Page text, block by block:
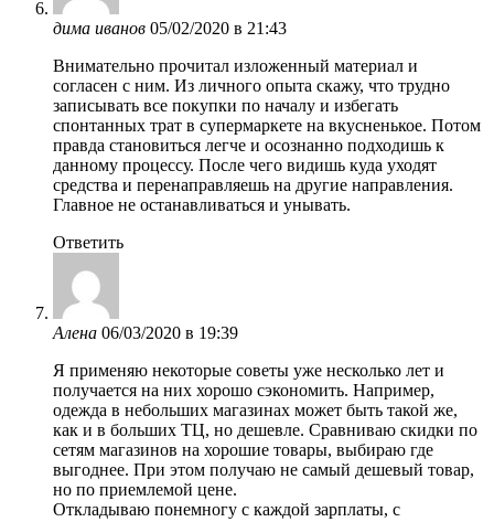
дима иванов 05/02/2020 в 21:43
Внимательно прочитал изложенный материал и
согласен с ним. Из личного опыта скажу, что трудно
записывать все покупки по началу и избегать
спонтанных трат в супермаркете на вкусненькое. Потом
правда становиться легче и осознанно подходишь к
данному процессу. После чего видишь куда уходят
средства и перенаправляешь на другие направления.
Главное не останавливаться и унывать.
Ответить
Алена 06/03/2020 в 19:39
Я применяю некоторые советы уже несколько лет и
получается на них хорошо сэкономить. Например,
одежда в небольших магазинах может быть такой же,
как и в больших ТЦ, но дешевле. Сравниваю скидки по
сетям магазинов на хорошие товары, выбираю где
выгоднее. При этом получаю не самый дешевый товар,
но по приемлемой цене.
Откладываю понемногу с каждой зарплаты, с